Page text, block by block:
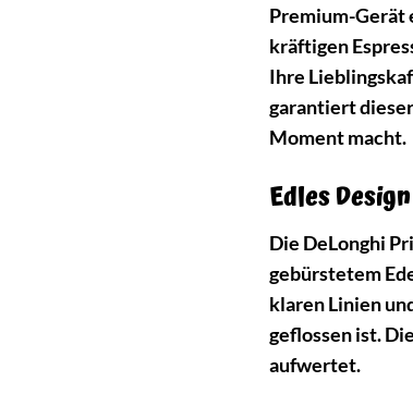
Premium-Gerät
kräftigen
Ihre
garantiert
Moment macht.
Edles
Die DeLonghi
gebürstetem
klaren Linien
geflossen ist.
aufwertet.